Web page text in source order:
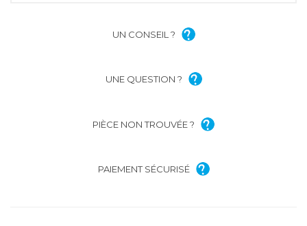
UN CONSEIL ?
UNE QUESTION ?
PIÈCE NON TROUVÉE ?
PAIEMENT SÉCURISÉ